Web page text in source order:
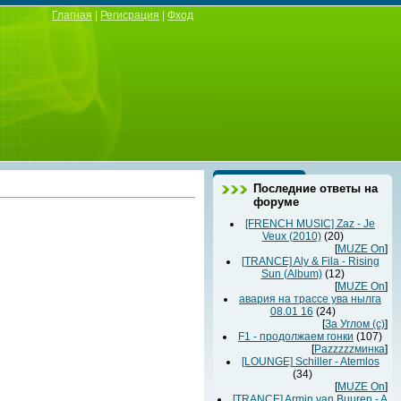
Глагная Регисрация Фход
Последние ответы на
форуме
[FRENCH MUSIC] Zaz - Je
Veux (2010) (20)
[MUZE On]
[TRANCE] Aly & Fila - Rising
Sun (Album) (12)
[MUZE On]
авария на трассе ува нылга
08.01 16 (24)
[За Углом (с)]
F1 - продолжаем гонки (107)
[Раzzzzzминка]
[LOUNGE] Schiller - Atemlos
(34)
[MUZE On]